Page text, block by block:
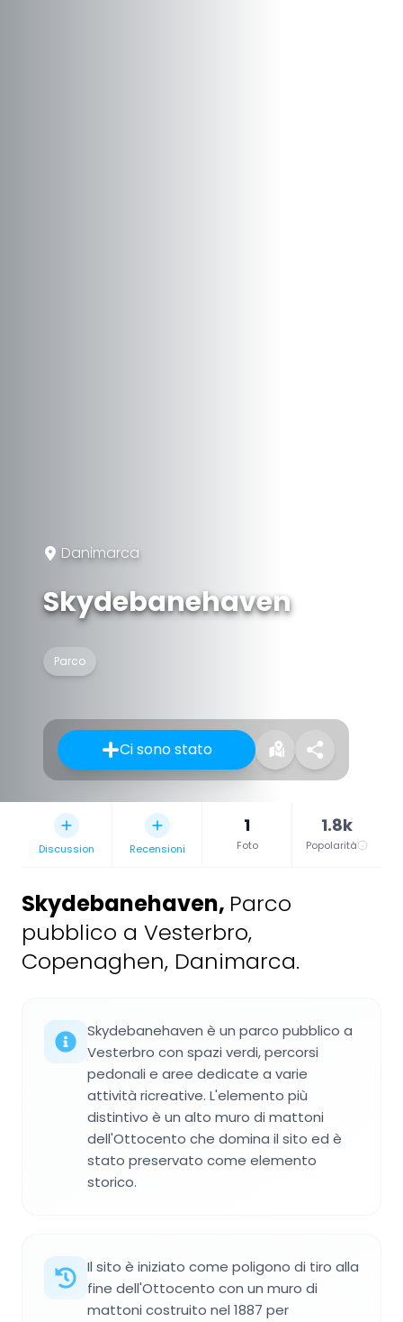
Danimarca
Skydebanehaven
Parco
Ci sono stato
Discussion Recensioni
1
Foto
1.8k
Popolarità
Skydebanehaven, Parco
pubblico a Vesterbro,
Copenaghen, Danimarca.
Skydebanehaven è un parco pubblico a
Vesterbro con spazi verdi, percorsi
pedonali e aree dedicate a varie
attività ricreative. L'elemento più
distintivo è un alto muro di mattoni
dell'Ottocento che domina il sito ed è
stato preservato come elemento
storico.
Il sito è iniziato come poligono di tiro alla
fine dell'Ottocento con un muro di
mattoni costruito nel 1887 per